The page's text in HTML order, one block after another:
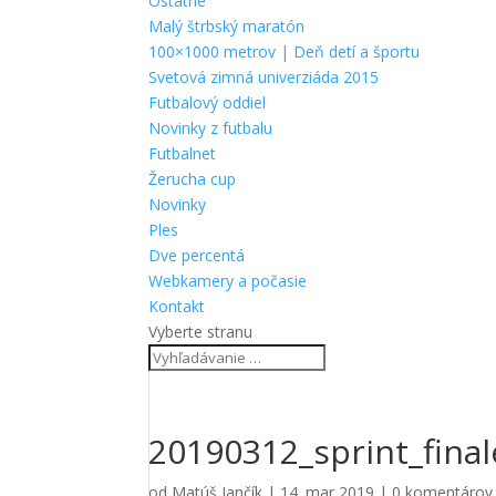
Malý štrbský maratón
100×1000 metrov | Deň detí a športu
Svetová zimná univerziáda 2015
Futbalový oddiel
Novinky z futbalu
Futbalnet
Žerucha cup
Novinky
Ples
Dve percentá
Webkamery a počasie
Kontakt
Vyberte stranu